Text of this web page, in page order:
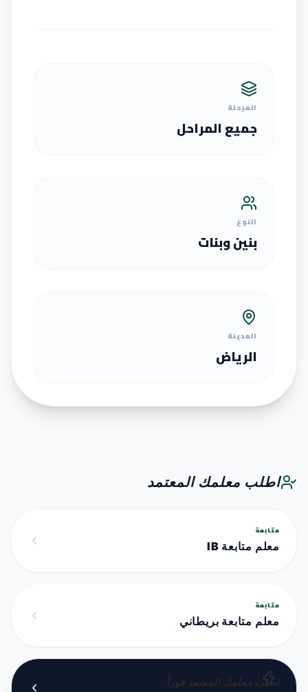
المرحلة
جميع المراحل
النوع
بنين وبنات
المدينة
الرياض
اطلب معلمك المعتمد
متابعة
معلم متابعة IB
متابعة
معلم متابعة بريطاني
اطلب معلمك المعتمد فوراً